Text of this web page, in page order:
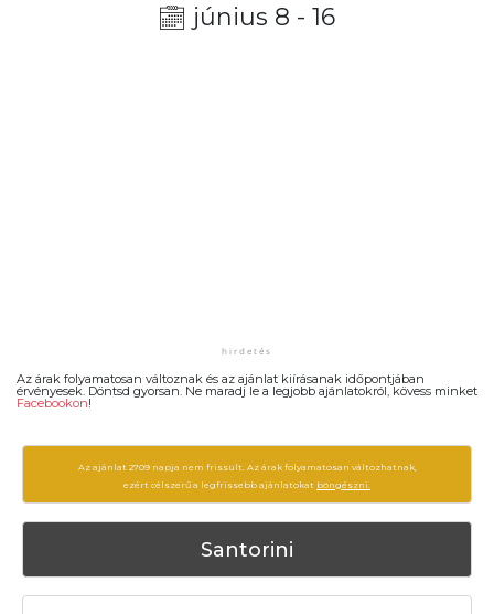
június 8 - 16
Az árak folyamatosan változnak és az ajánlat kiírásanak időpontjában
érvényesek. Döntsd gyorsan. Ne maradj le a legjobb ajánlatokról, kövess minket
Facebookon!
Az ajánlat 2709 napja nem frissült. Az árak folyamatosan változhatnak,
ezért célszerű a legfrissebb ajánlatokat böngészni.
Santorini